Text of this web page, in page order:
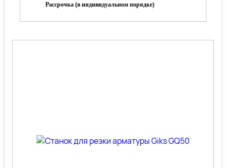
Рассрочка (в индивидуальном порядке)